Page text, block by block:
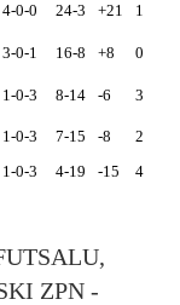
4-0-0 24-3 +21 1
3-0-1 16-8 +8 0
1-0-3 8-14 -6 3
1-0-3 7-15 -8 2
1-0-3 4-19 -15 4
ZPN -